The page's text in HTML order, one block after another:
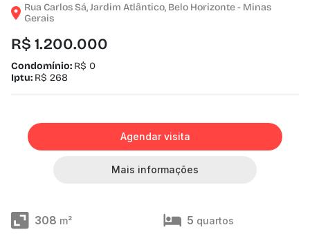
Rua Carlos Sá, Jardim Atlântico, Belo Horizonte - Minas
Gerais
R$ 1.200.000
Condomínio: R$ 0
Iptu: R$ 268
Agendar visita
Mais informações
308 m² 5 quartos